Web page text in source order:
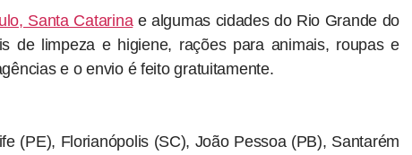
Santa Catarina e algumas cidades do Rio Grande do
de limpeza e higiene, rações para animais, roupas e
e o envio é feito gratuitamente.
(PE), Florianópolis (SC), João Pessoa (PB), Santarém